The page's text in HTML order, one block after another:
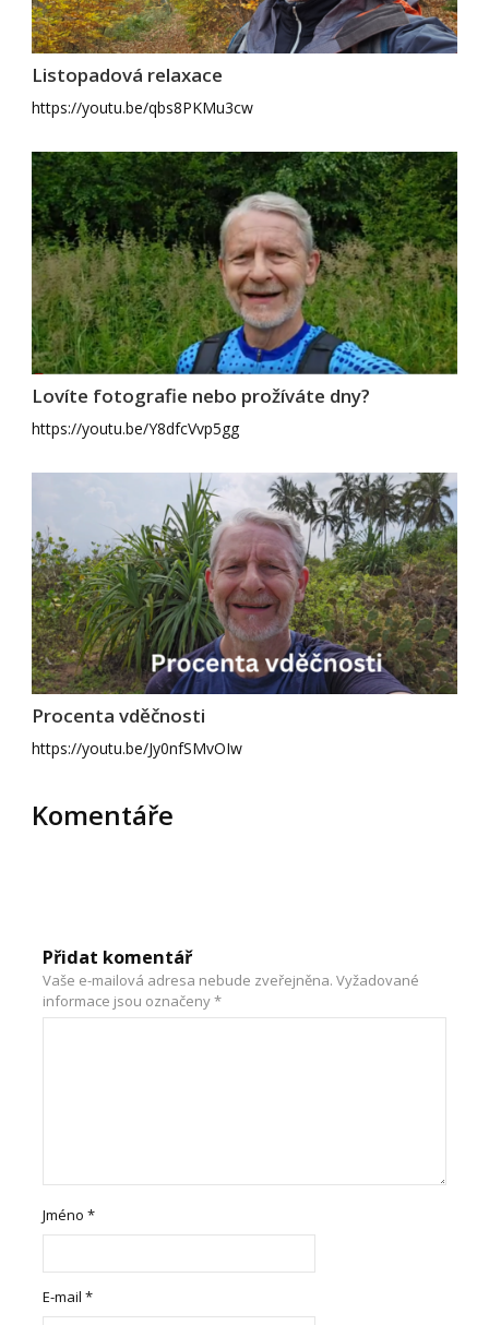
Listopadová relaxace
https://youtu.be/qbs8PKMu3cw
Lovíte fotografie nebo prožíváte dny?
https://youtu.be/Y8dfcVvp5gg
Procenta vděčnosti
https://youtu.be/Jy0nfSMvOIw
Komentáře
Přidat komentář
Vaše e-mailová adresa nebude zveřejněna. Vyžadované
informace jsou označeny*
Jméno*
E-mail*